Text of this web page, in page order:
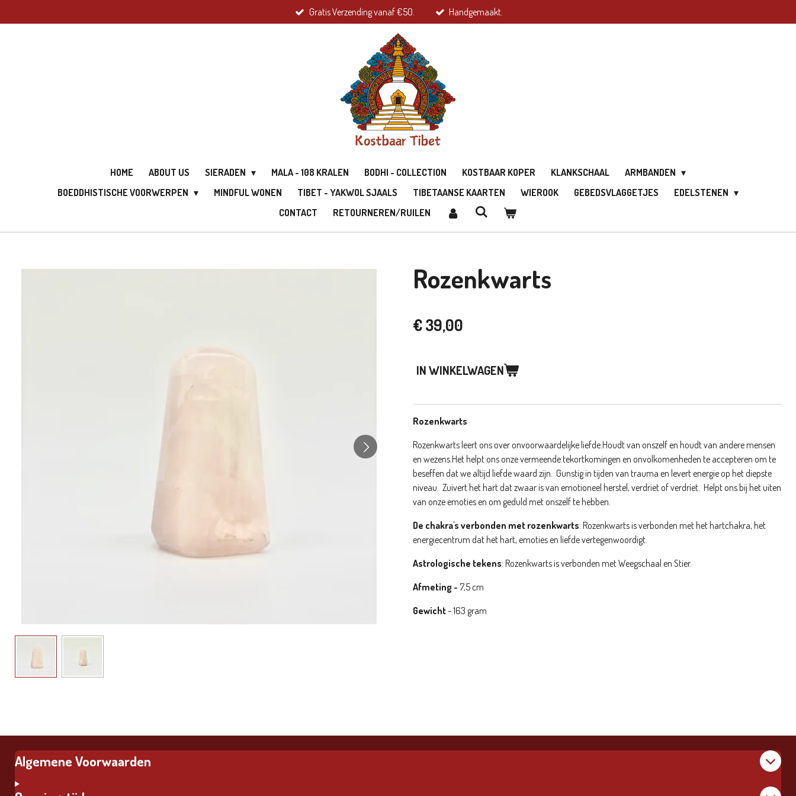
direct
Gratis Verzending vanaf €50. Handgemaakt.
HOME ABOUT US SIERADEN MALA - 108 KRALEN BODHI - COLLECTION KOSTBAAR KOPER KLANKSCHAAL
ARMBANDEN
BOEDDHISTISCHE VOORWERPEN
MINDFUL WONEN TIBET - YAKWOL SJAALS TIBETAANSE KAARTEN WIEROOK GEBEDSVLAGGETJES
EDELSTENEN
CONTACT
RETOURNEREN/RUILEN
Rozenkwarts
€ 39,00
IN WINKELWAGEN
Rozenkwarts
Rozenkwarts leert ons over onvoorwaardelijke liefde.Houdt van onszelf en houdt van andere mensen
en wezens.Het helpt ons onze vermeende tekortkomingen en onvolkomenheden te accepteren om te
beseffen dat we altijd liefde waard zijn. Gunstig in tijden van trauma en levert energie op het diepste
niveau. Zuivert het hart dat zwaar is van emotioneel herstel, verdriet of verdriet. Helpt ons bij het uiten
van onze emoties en om geduld met onszelf te hebben.
De chakra's verbonden met rozenkwarts: Rozenkwarts is verbonden met het hartchakra, het
energiecentrum dat het hart, emoties en liefde vertegenwoordigt.
Astrologische tekens: Rozenkwarts is verbonden met Weegschaal en Stier.
Afmeting - 7,5cm
Gewicht- 163 gram
Algemene Voorwaarden